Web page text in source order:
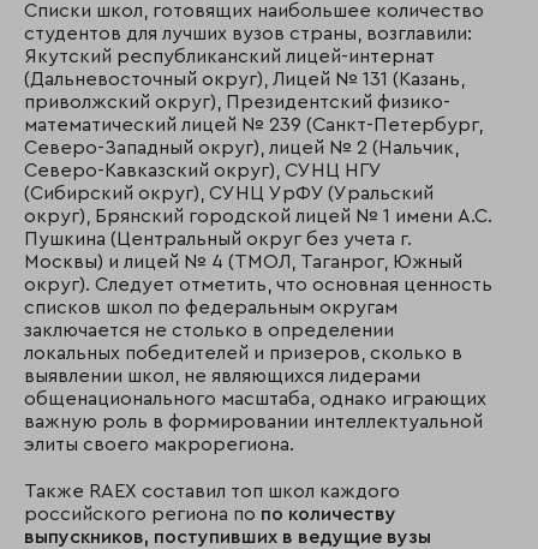
Списки школ, готовящих наибольшее количество
студентов для лучших вузов страны, возглавили:
Якутский республиканский лицей-интернат
(Дальневосточный округ), Лицей № 131 (Казань,
приволжский округ), Президентский физико-
математический лицей № 239 (Санкт-Петербург,
Северо-Западный округ), лицей № 2 (Нальчик,
Северо-Кавказский округ), СУНЦ НГУ
(Сибирский округ), СУНЦ УрФУ (Уральский
округ), Брянский городской лицей № 1 имени А.С.
Пушкина (Центральный округ без учета г.
Москвы) и лицей № 4 (ТМОЛ, Таганрог, Южный
округ). Следует отметить, что основная ценность
списков школ по федеральным округам
заключается не столько в определении
локальных победителей и призеров, сколько в
выявлении школ, не являющихся лидерами
общенационального масштаба, однако играющих
важную роль в формировании интеллектуальной
элиты своего макрорегиона.
Также RAEX составил топ школ каждого
российского региона по по количеству
выпускников, поступивших в ведущие вузы